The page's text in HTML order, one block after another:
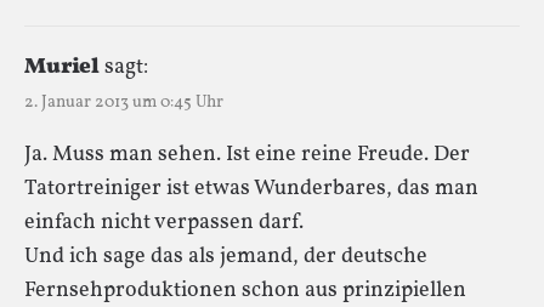
Murielsagt:
2. Januar 2013 um 0:45 Uhr
Ja. Muss man sehen. Ist eine reine Freude. Der
Tatortreiniger ist etwas Wunderbares, das man
einfach nicht verpassen darf.
Und ich sage das als jemand, der deutsche
Fernsehproduktionen schon aus prinzipiellen